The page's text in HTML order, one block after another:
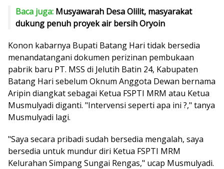
Baca juga: Musyawarah Desa Olilit, masyarakat
dukung penuh proyek air bersih Oryoin
Konon kabarnya Bupati Batang Hari tidak bersedia
menandatangani dokumen perizinan pembukaan
pabrik baru PT. MSS di Jelutih Batin 24, Kabupaten
Batang Hari sebelum Oknum Anggota Dewan bernama
Aripin diangkat sebagai Ketua FSPTI MRM atau Ketua
Musmulyadi diganti. "Intervensi seperti apa ini ?," tanya
Musmulyadi lagi.
"Saya secara pribadi sudah bersedia mengalah, saya
bersedia untuk mundur diri Ketua FSPTI MRM
Kelurahan Simpang Sungai Rengas," ucap Musmulyadi.